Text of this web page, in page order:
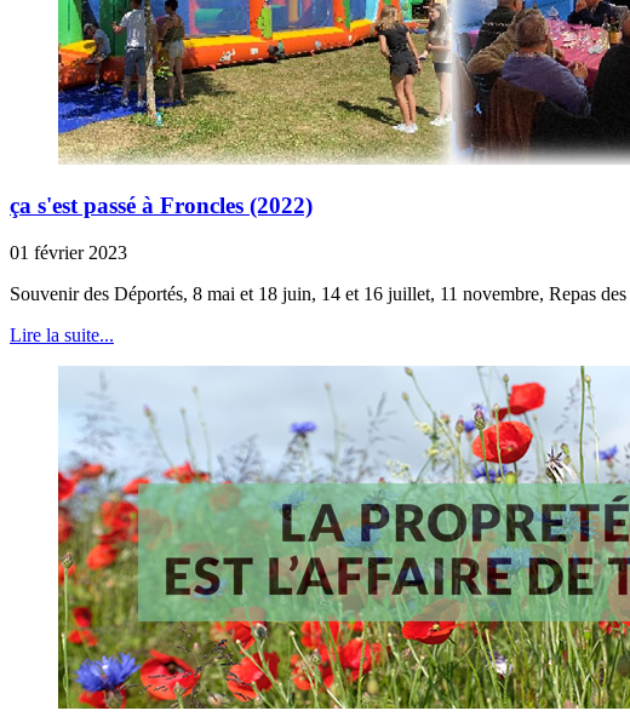
ça s'est passé à Froncles (2022)
01 février 2023
Souvenir des Déportés, 8 mai et 18 juin, 14 et 16 juillet, 11 novembre, Repas des
Lire la suite...